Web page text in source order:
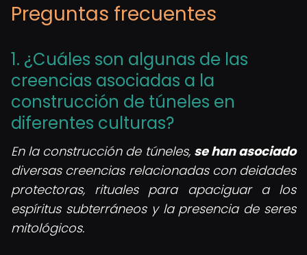
Preguntas frecuentes
1. ¿Cuáles son algunas de las
creencias asociadas a la
construcción de túneles en
diferentes culturas?
En la construcción de túneles, se han asociado
diversas creencias relacionadas con deidades
protectoras, rituales para apaciguar a los
espíritus subterráneos y la presencia de seres
mitológicos.